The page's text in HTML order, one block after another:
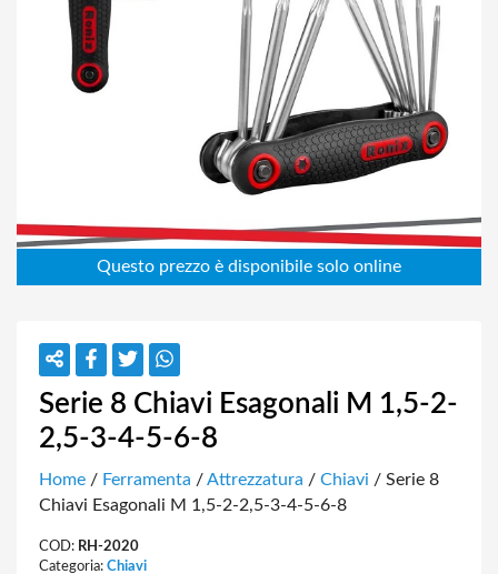
Serie 8 Chiavi Esagonali M 1,5-2-
2,5-3-4-5-6-8
Home / Ferramenta /Attrezzatura / Chiavi / Serie 8
Chiavi Esagonali M 1,5-2-2,5-3-4-5-6-8
COD: RH-2020
Categoria: Chiavi